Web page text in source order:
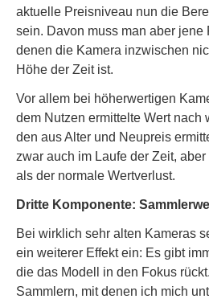
aktuelle Preisniveau nun die
sein. Davon muss man aber jene
denen die Kamera inzwischen
Höhe der Zeit ist.
Vor allem bei höherwertigen
dem Nutzen ermittelte Wert nach
den aus Alter und Neupreis
zwar auch im Laufe der Zeit,
als der normale Wertverlust.
Dritte Komponente:
Bei wirklich sehr alten Kameras
ein weiterer Effekt ein: Es gibt
die das Modell in den Fokus
Sammlern, mit denen ich mich